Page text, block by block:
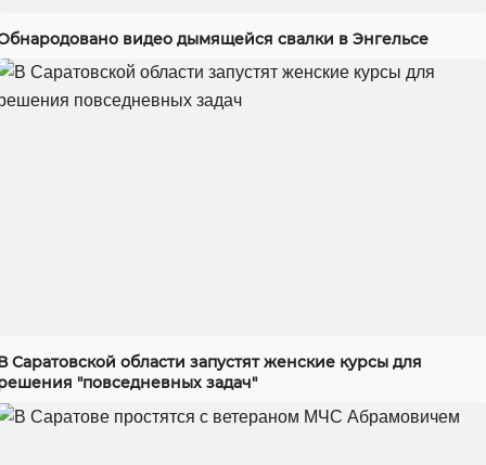
видео дымящейся свалки в Энгельсе
Саратовской области запустят женские курсы для
"повседневных задач"